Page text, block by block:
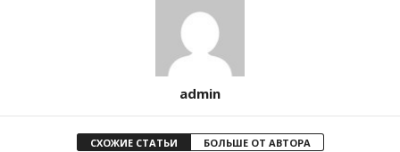
admin
СХОЖИЕ СТАТЬИ БОЛЬШЕ ОТ АВТОРА